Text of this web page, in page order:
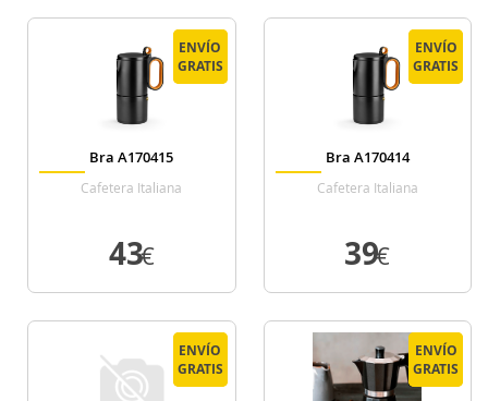
ENVÍO
GRATIS
ENVÍO
GRATIS
Bra A170415
Cafetera Italiana
43
€
ENVÍO
GRATIS
ENVÍO
GRATIS
Bra A170414
Cafetera Italiana
39
€
ENVÍO
GRATIS
ENVÍO
GRATIS
ENVÍO
GRATIS
ENVÍO
GRATIS